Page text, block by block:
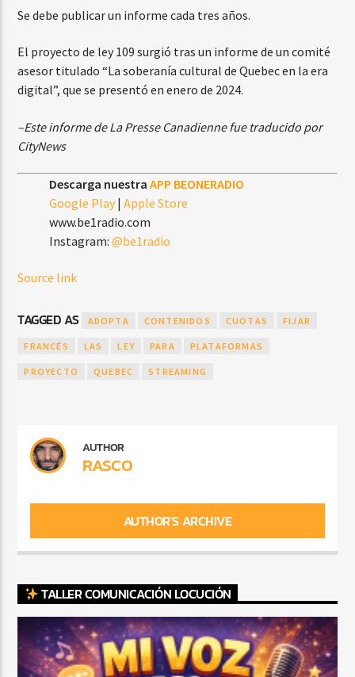
Se debe publicar un informe cada tres años.
El proyecto de ley 109 surgió tras un informe de un comité
asesor titulado “La soberanía cultural de Quebec en la era
digital”, que se presentó en enero de 2024.
–Este informe de La Presse Canadienne fue traducido por
CityNews
Descarga nuestraAPP BEONERADIO
Google Play |Apple Store
www.be1radio.com
Instagram:@be1radio
Source link
TAGGED AS ADOPTA CONTENIDOS CUOTAS FIJAR
FRANCÉS LAS LEY PARA PLATAFORMAS
PROYECTO QUEBEC STREAMING
AUTHOR
RASCO
AUTHOR'S ARCHIVE
TALLER COMUNICACIÓN LOCUCIÓN